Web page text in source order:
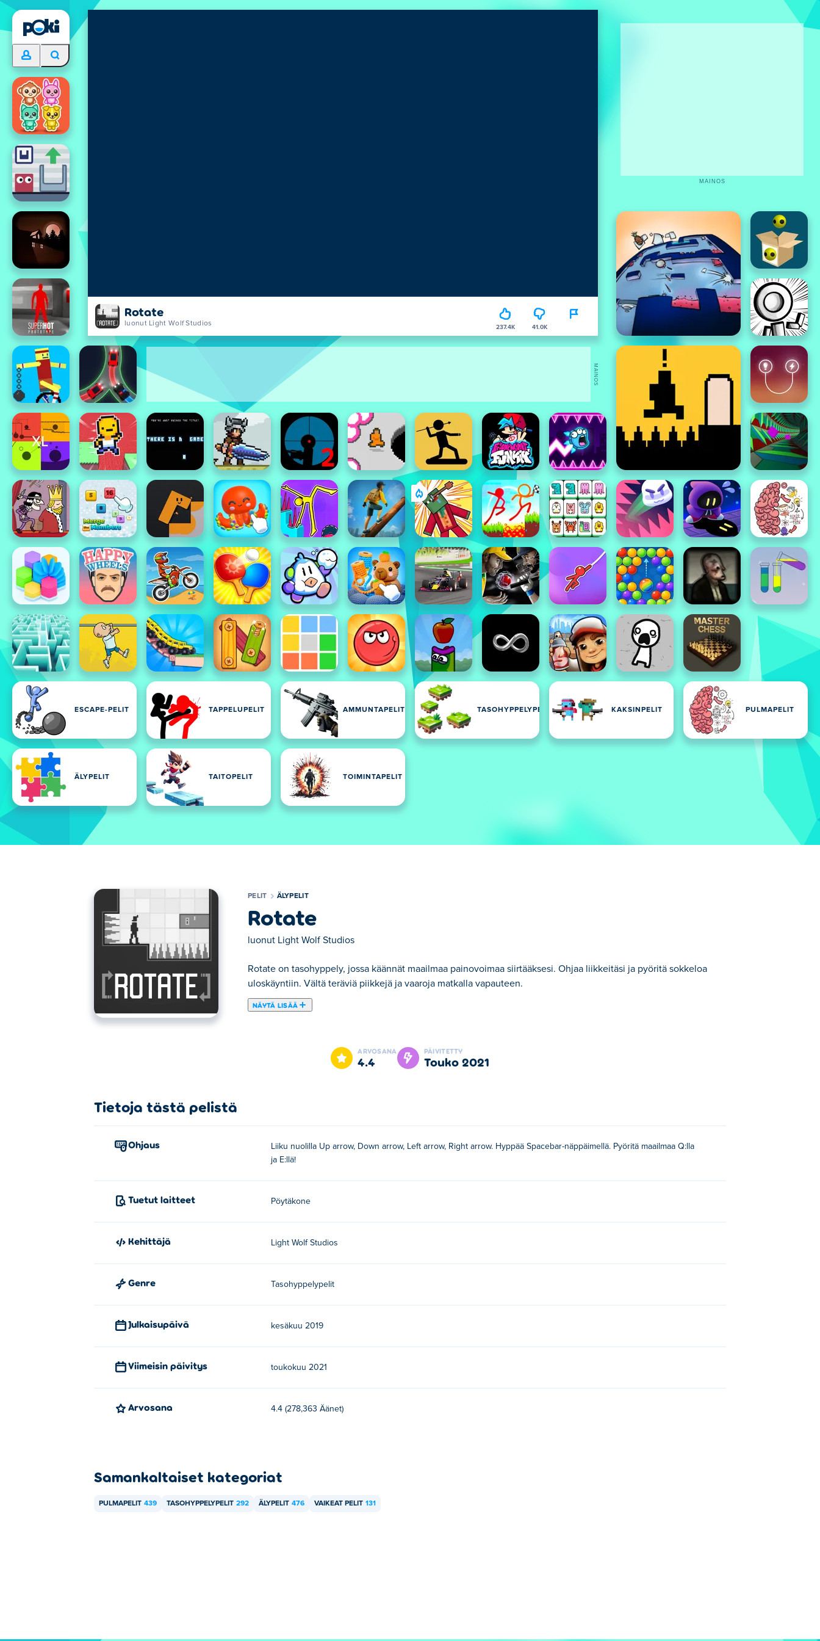
Rotate
luonut Light Wolf Studios 237.4K 41.0K
ESCAPE-PELIT TAPPELUPELIT AMMUNTAPELIT TASOHYPPELYPELIT KAKSINPELIT PULMAPELIT
ÄLYPELIT TAITOPELIT TOIMINTAPELIT
MAINOS
MAINOS
PELIT ÄLYPELIT
Rotate
luonut Light Wolf Studios
Rotate on tasohyppely, jossa käännät maailmaa painovoimaa siirtääksesi. Ohjaa liikkeitäsi ja pyöritä sokkeloa
uloskäyntiin. Vältä teräviä piikkejä ja vaaroja matkalla vapauteen.
NÄYTÄ LISÄÄ
Tässä voit pelata peliä Rotate. Rotate on yksi valitsemistamme Älypelit -kategorian peleistä.
ARVOSANA
4.4
PÄIVITETTY
touko 2021
Tietoja tästä pelistä
Ohjaus
Liiku nuolilla Up arrow, Down arrow, Left arrow, Right arrow. Hyppää Spacebar-näppäimellä. Pyöritä maailmaa Q:lla
ja E:llä!
Tuetut laitteet Pöytäkone
Kehittäjä Light Wolf Studios
Genre Tasohyppelypelit
Julkaisupäivä kesäkuu 2019
Viimeisin päivitys toukokuu 2021
Arvosana 4.4 (278,363 Äänet)
Samankaltaiset kategoriat
PULMAPELIT 439 TASOHYPPELYPELIT 292 ÄLYPELIT 476 VAIKEAT PELIT 131